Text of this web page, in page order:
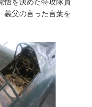
義父の言った言葉を